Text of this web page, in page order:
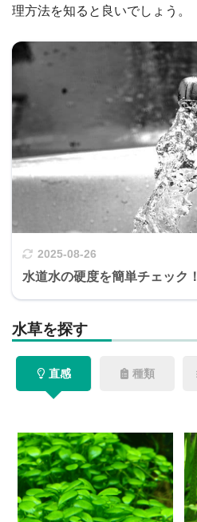
理方法を知ると良いでしょう。
2025-08-26
水道水の硬度を簡単チェック！
水草を探す
直感 種類